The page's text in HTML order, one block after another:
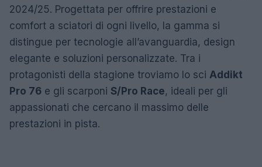
2024/25. Progettata per offrire prestazioni e
comfort a sciatori di ogni livello, la gamma si
distingue per tecnologie all’avanguardia, design
elegante e soluzioni personalizzate. Tra i
protagonisti della stagione troviamo lo sci Addikt
Pro 76 e gli scarponi S/Pro Race, ideali per gli
appassionati che cercano il massimo delle
prestazioni in pista.